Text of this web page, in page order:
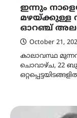
ഇന്നും
മഴയ്ക്കുള്ള
ഓറഞ്ച്
October 21,
കാലാവസ്ഥ
ചൊവാഴ്ച, 22